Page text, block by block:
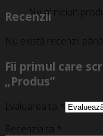
Nu ai niciun
Recenzii
Nu există recenzii
Fii primul care
„Produs”
Evaluarea ta *
Recenzia ta *